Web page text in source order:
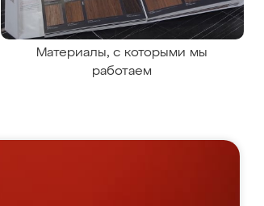
Материалы, с которыми мы
работаем